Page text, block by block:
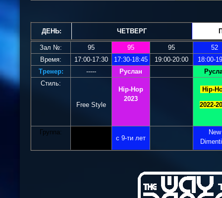
ДЕНЬ: ЧЕТВЕРГ
Зал №: 95 95 95
52
Время:
17:00-17:30 17:30-18:45 19:00-20:00
18:00-
Тренер:
----- Руслан
Стиль:
Free Style
Hip-Hop
2023
Hip-
2022-
Группа:
с 9-ти лет
New